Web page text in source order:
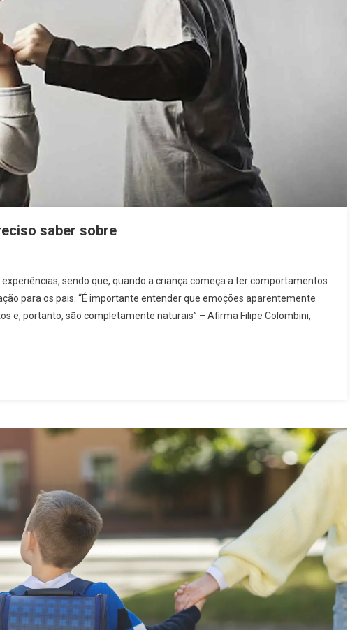
saber sobre
sendo que, quando a criança começa a ter comportamentos
para os pais. “É importante entender que emoções aparentemente
e, portanto, são completamente naturais” – Afirma Filipe Colombini,